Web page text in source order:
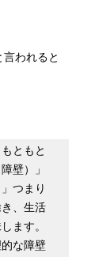
われると
ともと
壁）」
つまり
、生活
ます。
な障壁